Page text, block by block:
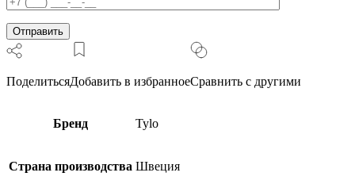
ПоделитьсяДобавить в избранноеСравнить с другими
Бренд Tylo
Страна производства Швеция